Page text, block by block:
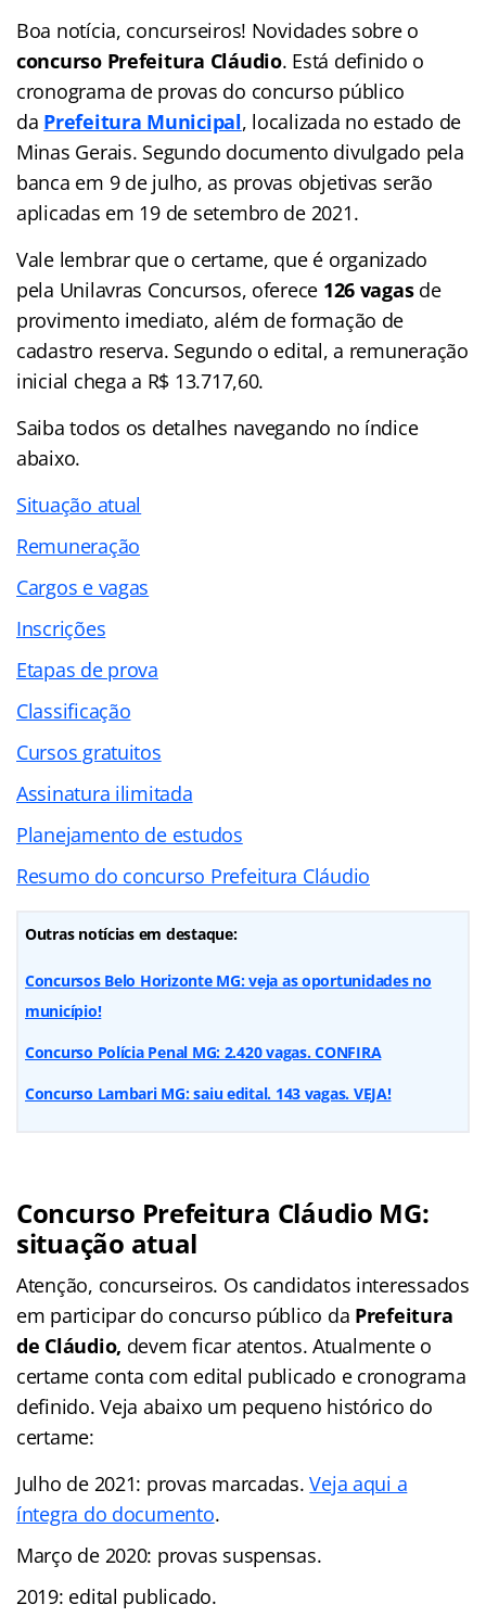
Boa notícia, concurseiros! Novidades sobre o
concurso Prefeitura Cláudio. Está definido o
cronograma de provas do concurso público
da Prefeitura Municipal, localizada no estado de
Minas Gerais. Segundo documento divulgado pela
banca em 9 de julho, as provas objetivas serão
aplicadas em 19 de setembro de 2021.
Vale lembrar que o certame, que é organizado
pela Unilavras Concursos, oferece 126 vagasde
provimento imediato, além de formação de
cadastro reserva. Segundo o edital, a remuneração
inicial chega a R$ 13.717,60.
Saiba todos os detalhes navegando no índice
abaixo.
Situação atual
Remuneração
Cargos e vagas
Inscrições
Etapas de prova
Classificação
Cursos gratuitos
Assinatura ilimitada
Planejamento de estudos
Resumo do concurso Prefeitura Cláudio
Outras notícias em destaque:
Concursos Belo Horizonte MG: veja as oportunidades no
município!
Concurso Polícia Penal MG: 2.420 vagas. CONFIRA
Concurso Lambari MG: saiu edital. 143 vagas. VEJA!
Concurso Prefeitura Cláudio MG:
situação atual
Atenção, concurseiros. Os candidatos interessados
em participar do concurso público da Prefeitura
de Cláudio, devem ficar atentos. Atualmente o
certame conta com edital publicado e cronograma
definido. Veja abaixo um pequeno histórico do
certame:
Julho de 2021: provas marcadas.Veja aqui a
íntegra do documento.
Março de 2020: provas suspensas.
2019: edital publicado.